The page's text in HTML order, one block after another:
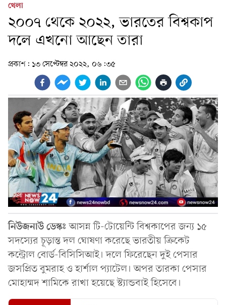
খেলা
২০০৭ থেকে ২০২২, ভারতের বিশ্বকাপ
দলে এখনো আছেন তারা
প্রকাশ: ১৩ সেপ্টেম্বর ২০২২, ০৬:৩৫
নিউজনাউ ডেস্কঃআসন্ন টি-টোয়েন্টি বিশ্বকাপের জন্য ১৫
সদস্যের চূড়ান্ত দল ঘোষণা করেছে ভারতীয় ক্রিকেট
কন্ট্রোল বোর্ড-বিসিসিআই। দলে ফিরেছেন দুই পেসার
জসপ্রিত বুমরাহ ও হার্শাল প্যাটেল। অপর তারকা পেসার
মোহাম্মদ শামিকে রাখা হয়েছে স্ট্যান্ডবাই হিসেবে।